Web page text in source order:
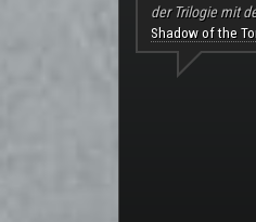
der Trilogie mit
Shadow of the